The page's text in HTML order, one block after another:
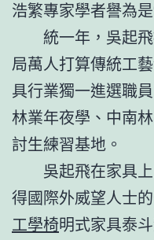
浩繁專家學者譽為是
統一年，吳起
局萬人打算傳統工
具行業獨一進選職
林業年夜學、中南
討生練習基地。
吳起飛在家具
得國際外威望人士
工學椅明式家具泰